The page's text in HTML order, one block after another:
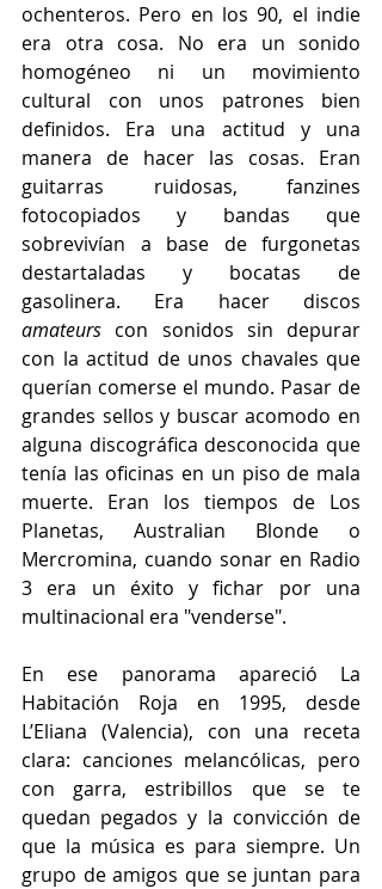
ochenteros. Pero en los 90, el indie
era otra cosa. No era un sonido
homogéneo ni un movimiento
cultural con unos patrones bien
definidos. Era una actitud y una
manera de hacer las cosas. Eran
guitarras ruidosas, fanzines
fotocopiados y bandas que
sobrevivían a base de furgonetas
destartaladas y bocatas de
amateurs con sonidos sin depurar
con la actitud de unos chavales que
querían comerse el mundo. Pasar de
grandes sellos y buscar acomodo en
alguna discográfica desconocida que
tenía las oficinas en un piso de mala
muerte. Eran los tiempos de Los
Planetas, Australian Blonde o
Mercromina, cuando sonar en Radio
3 era un éxito y fichar por una
multinacional era "venderse".
En ese panorama apareció La
Habitación Roja en 1995, desde
L’Eliana (Valencia), con una receta
clara: canciones melancólicas, pero
con garra, estribillos que se te
quedan pegados y la convicción de
que la música es para siempre. Un
grupo de amigos que se juntan para